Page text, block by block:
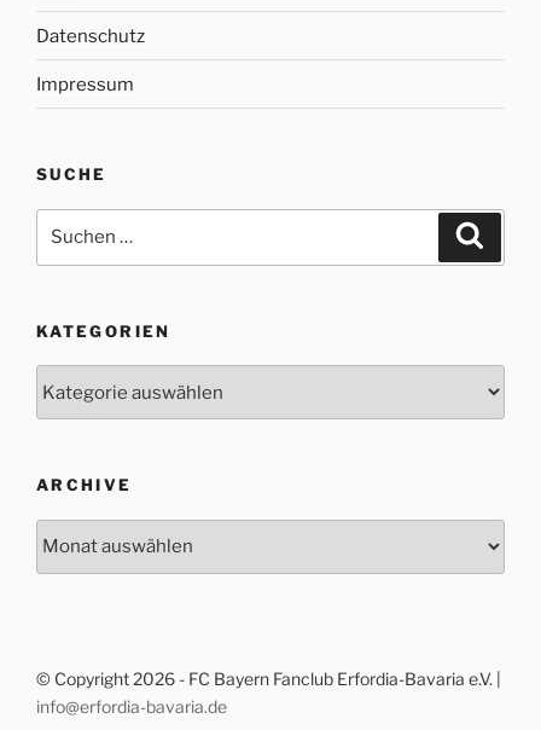
Datenschutz
Impressum
SUCHE
nach:
KATEGORIEN
ARCHIVE
© Copyright 2026 - FC Bayern Fanclub Erfordia-Bavaria e.V. |
info@erfordia-bavaria.de